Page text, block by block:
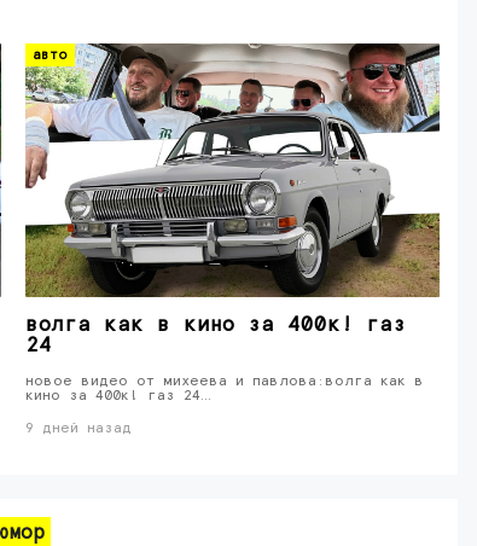
авто
волга как в кино за 400к! газ
24
новое видео от михеева и павлова:волга как в
кино за 400к! газ 24…
9 дней назад